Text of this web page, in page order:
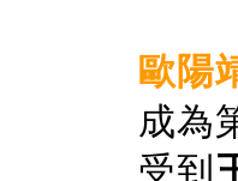
歐陽
成為
受到